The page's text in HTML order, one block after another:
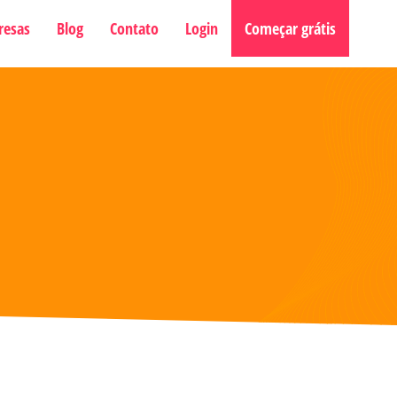
Blog Contato Login Começar grátis